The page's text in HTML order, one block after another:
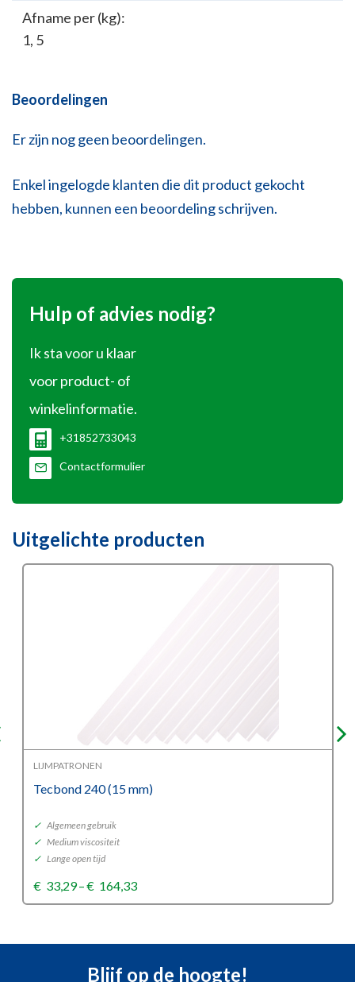
Afname per (kg):
1, 5
Beoordelingen
Er zijn nog geen beoordelingen.
Enkel ingelogde klanten die dit product gekocht
hebben, kunnen een beoordeling schrijven.
Hulp of advies nodig?
Ik sta voor u klaar
voor product- of
winkelinformatie.
+31852733043
Contactformulier
Uitgelichte producten
LIJMPATRONEN
Tecbond 240 (15 mm)
✓ Algemeen gebruik
✓ Medium viscositeit
✓ Lange open tijd
€ 33,29–€ 164,33Price
range:
€164,33
Blijf op de hoogte!